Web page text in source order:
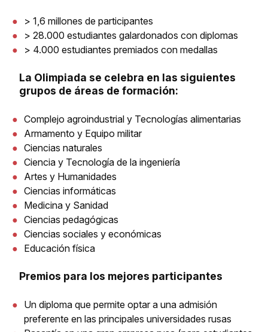
> 1,6 millones de participantes
> 28.000 estudiantes galardonados con diplomas
> 4.000 estudiantes premiados con medallas
La Olimpiada se celebra en las siguientes
grupos de áreas de formación:
Complejo agroindustrial y Tecnologías alimentarias
Armamento y Equipo militar
Ciencias naturales
Ciencia y Tecnología de la ingeniería
Artes y Humanidades
Ciencias informáticas
Medicina y Sanidad
Ciencias pedagógicas
Ciencias sociales y económicas
Educación física
Premios para los mejores participantes
Un diploma que permite optar a una admisión
preferente en las principales universidades rusas